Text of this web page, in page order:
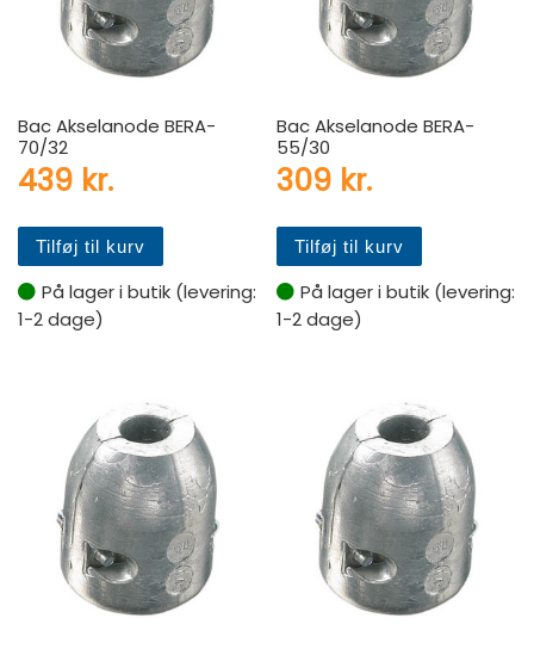
Bac Akselanode BERA-
70/32
439 kr.
Tilføj til kurv
På lager i butik (levering:
1-2 dage)
Bac Akselanode BERA-
55/30
309 kr.
Tilføj til kurv
På lager i butik (levering:
1-2 dage)